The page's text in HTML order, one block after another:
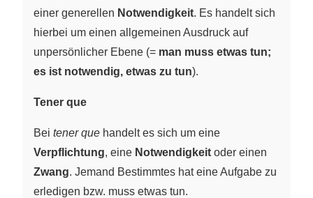
einer generellen Notwendigkeit. Es handelt sich
hierbei um einen allgemeinen Ausdruck auf
unpersönlicher Ebene (= man muss etwas tun;
es ist notwendig, etwas zu tun).
Tener que
Bei tener que handelt es sich um eine
Verpflichtung, eine Notwendigkeit oder einen
Zwang. Jemand Bestimmtes hat eine Aufgabe zu
erledigen bzw. muss etwas tun.